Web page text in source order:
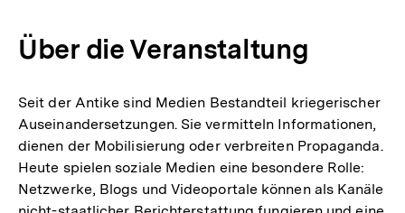
Über die Veranstaltung
Seit der Antike sind Medien Bestandteil kriegerischer
Auseinandersetzungen. Sie vermitteln Informationen,
dienen der Mobilisierung oder verbreiten Propaganda.
Heute spielen soziale Medien eine besondere Rolle:
Netzwerke, Blogs und Videoportale können als Kanäle